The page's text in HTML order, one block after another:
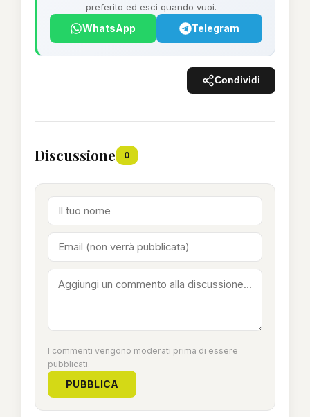
preferito ed esci quando vuoi.
WhatsApp Telegram
Condividi
Discussione 0
I commenti vengono moderati prima di essere
pubblicati.
PUBBLICA